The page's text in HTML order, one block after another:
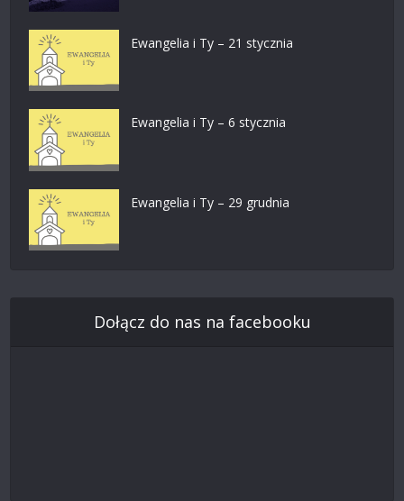
Ewangelia i Ty – 21 stycznia
Ewangelia i Ty – 6 stycznia
Ewangelia i Ty – 29 grudnia
Dołącz do nas na facebooku